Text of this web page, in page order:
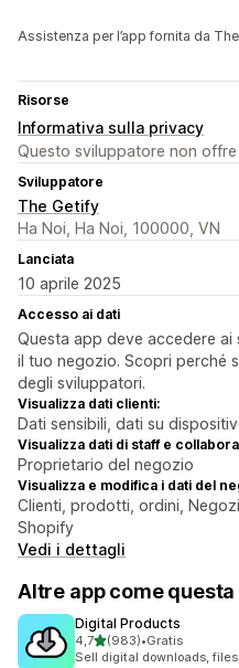
Assistenza per l’app fornita da
Risorse
Informativa sulla privacy
Questo sviluppatore non
Sviluppatore
The Getify
Ha Noi, Ha Noi, 100000, VN
Lanciata
10 aprile 2025
Accesso ai dati
Questa app deve accedere
il tuo negozio. Scopri perché
degli sviluppatori.
Visualizza dati clienti:
Dati sensibili, dati su
Visualizza dati di staff e
Proprietario del negozio
Visualizza e modifica i dati del
Clienti, prodotti, ordini,
Shopify
Vedi i dettagli
Altre app come questa
Digital Products
4,7stelle su 5
(983)
983 recensioni totali
•Gratis
Sell digital downloads,